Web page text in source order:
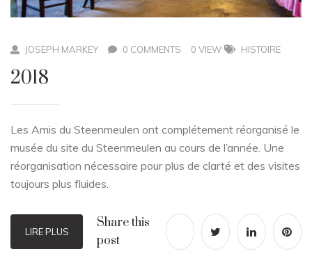
JOSEPH MARKEY 0 COMMENTS 0 VIEW HISTOIRE
2018
Les Amis du Steenmeulen ont complétement réorganisé le
musée du site du Steenmeulen au cours de l’année. Une
réorganisation nécessaire pour plus de clarté et des visites
toujours plus fluides.
LIRE PLUS
Share this
post